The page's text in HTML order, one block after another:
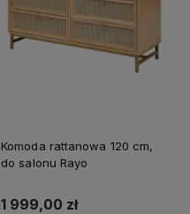
Komoda rattanowa 120 cm,
do salonu Rayo
1 999,00 zł